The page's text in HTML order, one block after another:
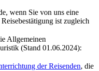
wenn Sie von uns eine
ist zugleich
Allgemeinen
(Stand 01.06.2024):
der Reisenden, die